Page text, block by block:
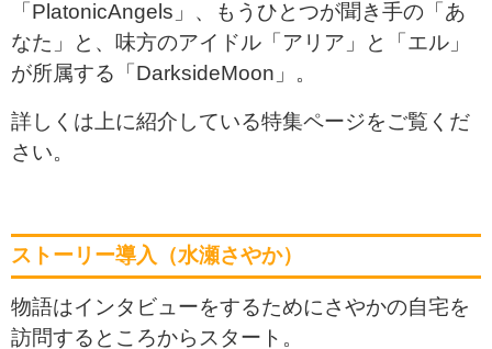
「PlatonicAngels」、もうひとつが聞き手の「あ
なた」と、味方のアイドル「アリア」と「エル」
が所属する「DarksideMoon」。
詳しくは上に紹介している特集ページをご覧くだ
さい。
ストーリー導入（水瀬さやか）
物語はインタビューをするためにさやかの自宅を
訪問するところからスタート。